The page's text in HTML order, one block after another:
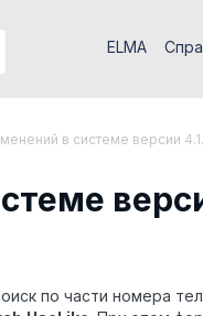
ELMA
в системе версии
по части номера